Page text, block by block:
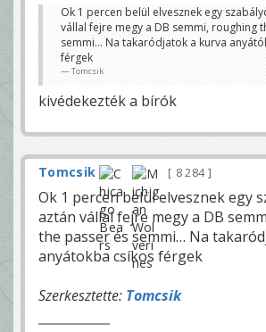
Ok 1 percen belül elvesznek egy
vállal fejre megy a DB semmi, roughing
semmi… Na takaródjatok a kurva
férgek
Tomcsik
kivédekezték a bírók
Tomcsik 8 284
Ok 1 percen belül elvesznek egy
aztán vállal fejre megy a DB
the passer és semmi… Na
anyátokba csíkos férgek
Szerkesztette: Tomcsik